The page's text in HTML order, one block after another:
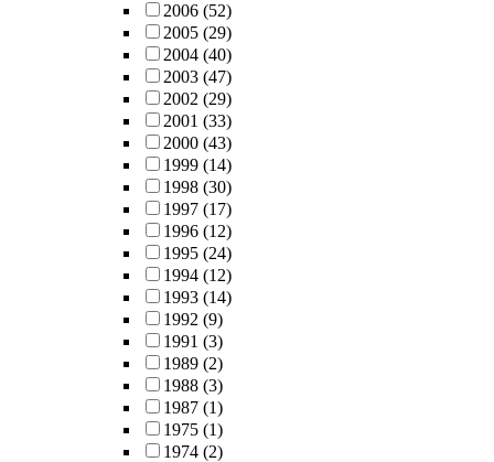
2006 (52)
2005 (29)
2004 (40)
2003 (47)
2002 (29)
2001 (33)
2000 (43)
1999 (14)
1998 (30)
1997 (17)
1996 (12)
1995 (24)
1994 (12)
1993 (14)
1992 (9)
1991 (3)
1989 (2)
1988 (3)
1987 (1)
1975 (1)
1974 (2)